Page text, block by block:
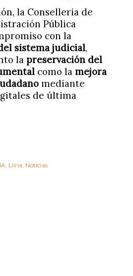
la Conselleria de
Pública
con la
sistema judicial,
la preservación del
como la mejora
mediante
de última
Llíria Noticias